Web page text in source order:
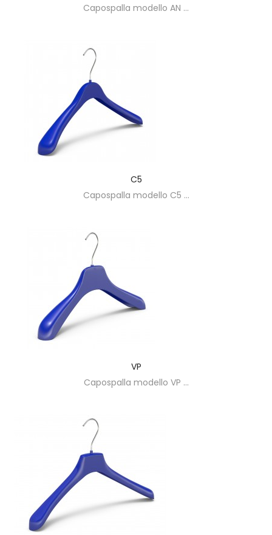
Capospalla modello AN ...
C5
Capospalla modello C5 ...
VP
Capospalla modello VP ...